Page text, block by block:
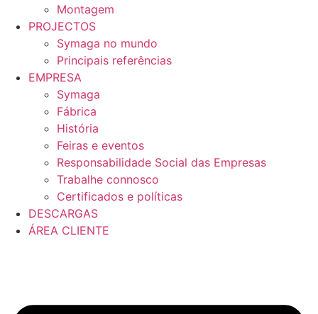
Montagem
PROJECTOS
Symaga no mundo
Principais referências
EMPRESA
Symaga
Fábrica
História
Feiras e eventos
Responsabilidade Social das Empresas
Trabalhe connosco
Certificados e políticas
DESCARGAS
ÁREA CLIENTE